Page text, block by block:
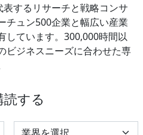
するリサーチと戦略コンサ
チュン500企業と幅広い産業
しています。300,000時間以
ビジネスニーズに合わせた専
する
Select Industry